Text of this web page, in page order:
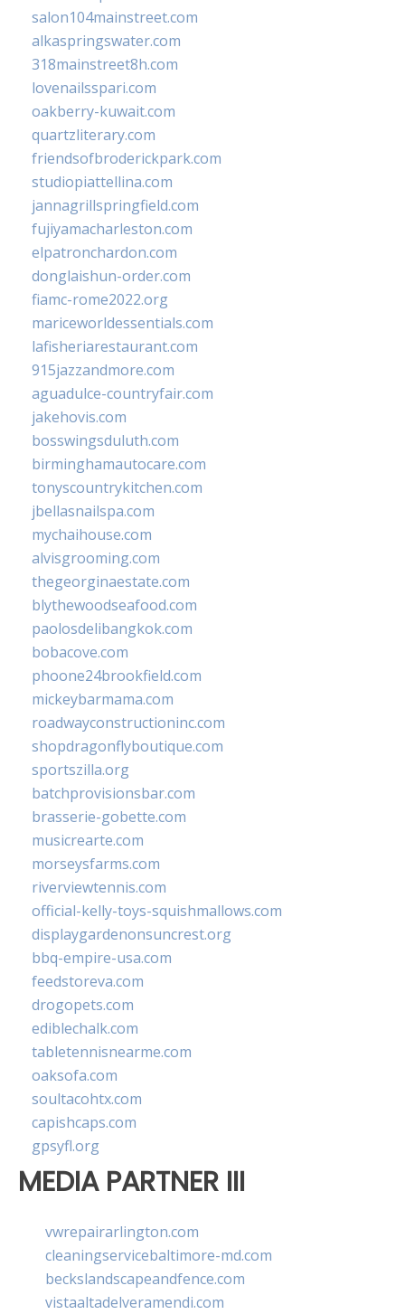
salon104mainstreet.com
alkaspringswater.com
318mainstreet8h.com
lovenailsspari.com
oakberry-kuwait.com
quartzliterary.com
friendsofbroderickpark.com
studiopiattellina.com
jannagrillspringfield.com
fujiyamacharleston.com
elpatronchardon.com
donglaishun-order.com
fiamc-rome2022.org
mariceworldessentials.com
lafisheriarestaurant.com
915jazzandmore.com
aguadulce-countryfair.com
jakehovis.com
bosswingsduluth.com
birminghamautocare.com
tonyscountrykitchen.com
jbellasnailspa.com
mychaihouse.com
alvisgrooming.com
thegeorginaestate.com
blythewoodseafood.com
paolosdelibangkok.com
bobacove.com
phoone24brookfield.com
mickeybarmama.com
roadwayconstructioninc.com
shopdragonflyboutique.com
sportszilla.org
batchprovisionsbar.com
brasserie-gobette.com
musicrearte.com
morseysfarms.com
riverviewtennis.com
official-kelly-toys-squishmallows.com
displaygardenonsuncrest.org
bbq-empire-usa.com
feedstoreva.com
drogopets.com
ediblechalk.com
tabletennisnearme.com
oaksofa.com
soultacohtx.com
capishcaps.com
gpsyfl.org
MEDIA PARTNER III
vwrepairarlington.com
cleaningservicebaltimore-md.com
beckslandscapeandfence.com
vistaaltadelveramendi.com